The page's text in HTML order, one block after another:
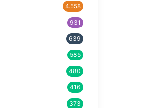
4.558
931
639
585
480
416
373